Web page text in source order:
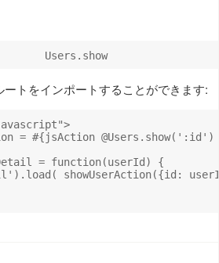
トをインポートすることができます:
= #{jsAction @Users.show(':id')
= function(userId) {
showUserAction({id: